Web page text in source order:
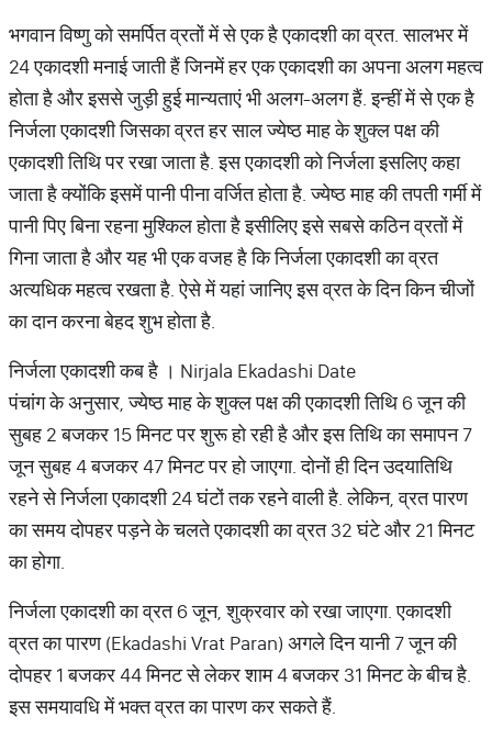
भगवान विष्णु को समर्पित व्रतों में से एक है एकादशी का व्रत. सालभर में
24 एकादशी मनाई जाती हैं जिनमें हर एक एकादशी का अपना अलग महत्व
होता है और इससे जुड़ी हुई मान्यताएं भी अलग-अलग हैं. इन्हीं में से एक है
निर्जला एकादशी जिसका व्रत हर साल ज्येष्ठ माह के शुक्ल पक्ष की
एकादशी तिथि पर रखा जाता है. इस एकादशी को निर्जला इसलिए कहा
जाता है क्योंकि इसमें पानी पीना वर्जित होता है. ज्येष्ठ माह की तपती गर्मी में
पानी पिए बिना रहना मुश्किल होता है इसीलिए इसे सबसे कठिन व्रतों में
गिना जाता है और यह भी एक वजह है कि निर्जला एकादशी का व्रत
अत्यधिक महत्व रखता है. ऐसे में यहां जानिए इस व्रत के दिन किन चीजों
का दान करना बेहद शुभ होता है.
निर्जला एकादशी कब है । Nirjala Ekadashi Date
पंचांग के अनुसार, ज्येष्ठ माह के शुक्ल पक्ष की एकादशी तिथि 6 जून की
सुबह 2 बजकर 15 मिनट पर शुरू हो रही है और इस तिथि का समापन 7
जून सुबह 4 बजकर 47 मिनट पर हो जाएगा. दोनों ही दिन उदयातिथि
रहने से निर्जला एकादशी 24 घंटों तक रहने वाली है. लेकिन, व्रत पारण
का समय दोपहर पड़ने के चलते एकादशी का व्रत 32 घंटे और 21 मिनट
का होगा.
निर्जला एकादशी का व्रत 6 जून, शुक्रवार को रखा जाएगा. एकादशी
व्रत का पारण (Ekadashi Vrat Paran) अगले दिन यानी 7 जून की
दोपहर 1 बजकर 44 मिनट से लेकर शाम 4 बजकर 31 मिनट के बीच है.
इस समयावधि में भक्त व्रत का पारण कर सकते हैं.